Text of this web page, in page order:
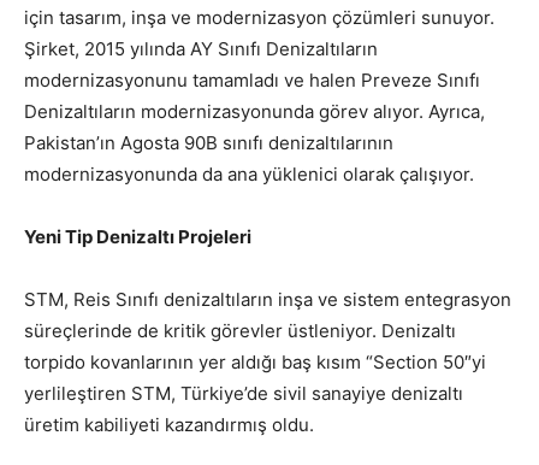
için tasarım, inşa ve modernizasyon çözümleri sunuyor.
Şirket, 2015 yılında AY Sınıfı Denizaltıların
modernizasyonunu tamamladı ve halen Preveze Sınıfı
Denizaltıların modernizasyonunda görev alıyor. Ayrıca,
Pakistan’ın Agosta 90B sınıfı denizaltılarının
modernizasyonunda da ana yüklenici olarak çalışıyor.
Yeni Tip Denizaltı Projeleri
STM, Reis Sınıfı denizaltıların inşa ve sistem entegrasyon
süreçlerinde de kritik görevler üstleniyor. Denizaltı
torpido kovanlarının yer aldığı baş kısım “Section 50″yi
yerlileştiren STM, Türkiye’de sivil sanayiye denizaltı
üretim kabiliyeti kazandırmış oldu.